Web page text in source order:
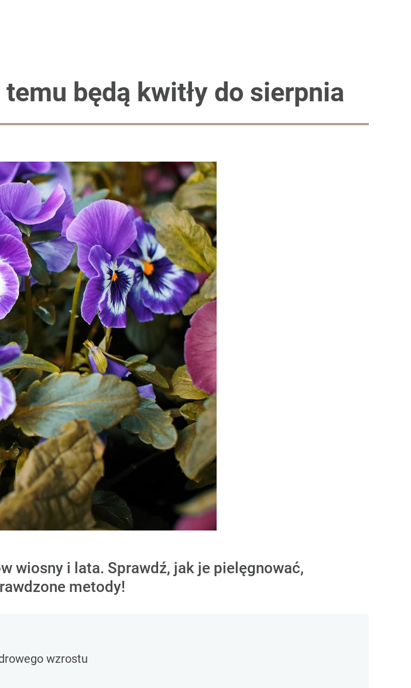
będą kwitły do sierpnia
wiosny i lata. Sprawdź, jak je pielęgnować,
metody!
wzrostu